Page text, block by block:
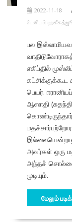
2022-11-18
டேனியல்
பல
எகிப்தில்
கட்சிக்குக்கூட
பெயர்.
ஆஸாதி
அவர்கள் ஒரு
அந்தச் சொல்லை
முடியும்.
மேலும்